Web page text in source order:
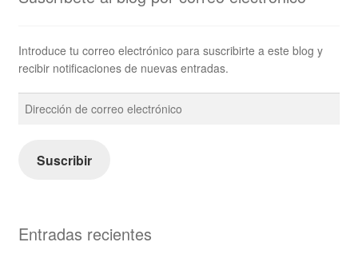
Introduce tu correo electrónico para suscribirte a este blog y
recibir notificaciones de nuevas entradas.
Dirección
de
electrónico
Suscribir
Entradas recientes